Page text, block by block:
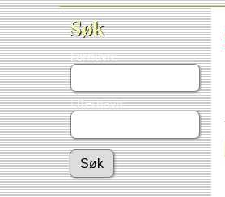
Søk
Fornavn:
Etternavn: